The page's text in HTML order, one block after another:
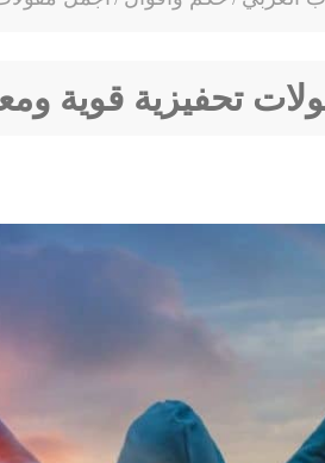
تحفيزية قوية